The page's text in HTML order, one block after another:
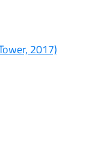
2017)